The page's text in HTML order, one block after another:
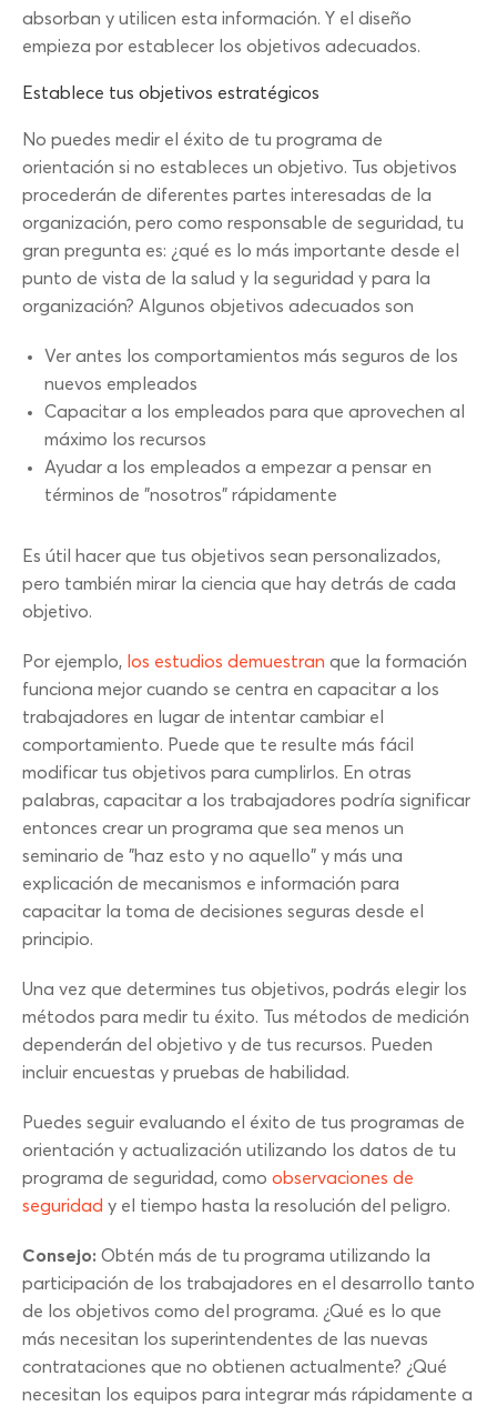
absorban y utilicen esta información. Y el diseño
empieza por establecer los objetivos adecuados.
Establece tus objetivos estratégicos
No puedes medir el éxito de tu programa de
orientación si no estableces un objetivo. Tus objetivos
procederán de diferentes partes interesadas de la
organización, pero como responsable de seguridad, tu
gran pregunta es: ¿qué es lo más importante desde el
punto de vista de la salud y la seguridad y para la
organización? Algunos objetivos adecuados son
Ver antes los comportamientos más seguros de los
nuevos empleados
Capacitar a los empleados para que aprovechen al
máximo los recursos
Ayudar a los empleados a empezar a pensar en
términos de "nosotros" rápidamente
Es útil hacer que tus objetivos sean personalizados,
pero también mirar la ciencia que hay detrás de cada
objetivo.
Por ejemplo, los estudios demuestran que la formación
funciona mejor cuando se centra en capacitar a los
trabajadores en lugar de intentar cambiar el
comportamiento. Puede que te resulte más fácil
modificar tus objetivos para cumplirlos. En otras
palabras, capacitar a los trabajadores podría significar
entonces crear un programa que sea menos un
seminario de "haz esto y no aquello" y más una
explicación de mecanismos e información para
capacitar la toma de decisiones seguras desde el
principio.
Una vez que determines tus objetivos, podrás elegir los
métodos para medir tu éxito. Tus métodos de medición
dependerán del objetivo y de tus recursos. Pueden
incluir encuestas y pruebas de habilidad.
Puedes seguir evaluando el éxito de tus programas de
orientación y actualización utilizando los datos de tu
programa de seguridad, como observaciones de
seguridad y el tiempo hasta la resolución del peligro.
Consejo: Obtén más de tu programa utilizando la
participación de los trabajadores en el desarrollo tanto
de los objetivos como del programa. ¿Qué es lo que
más necesitan los superintendentes de las nuevas
contrataciones que no obtienen actualmente? ¿Qué
necesitan los equipos para integrar más rápidamente a